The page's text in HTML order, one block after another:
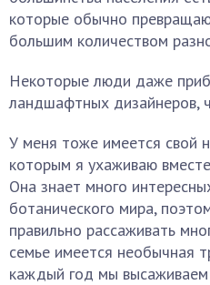
которые обычно
большим количеством
Некоторые люди даже
ландшафтных дизайнеров,
У меня тоже имеется свой
которым я ухаживаю
Она знает много
ботанического мира,
правильно рассаживать
семье имеется необычная
каждый год мы высаживаем